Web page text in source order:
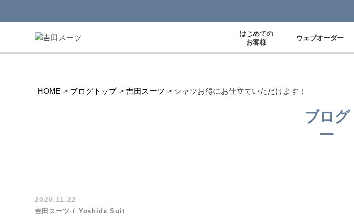
はじめての
お客様
ウェブオーダー
HOME > ブログトップ > 吉田スーツ > シャツお得にお仕立ていただけます！
ブログ
2020.11.22
吉田スーツ Yoshida Suit